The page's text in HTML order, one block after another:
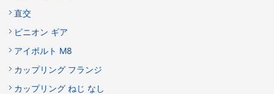
直交
ピニオン ギア
アイボルト M8
カップリング フランジ
カップリング ねじ なし